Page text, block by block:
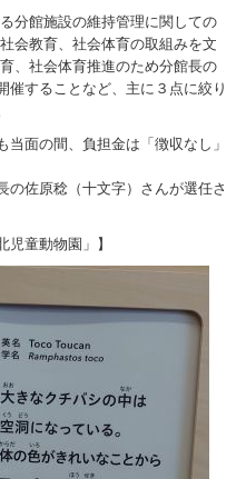
分館施設の維持管理に関しての
会教育、社会体育の取組みを文
、社会体育推進のため分館長の
することなど、主に３点に絞り
面の間、負担金は「徴収なし」
佐原稔（十文字）さんが選任さ
児童動物園」】